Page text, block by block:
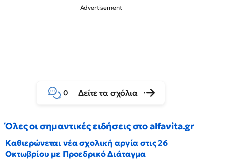
0 Δείτε τα σχόλια
Όλες οι σημαντικές ειδήσεις στο alfavita.gr
Καθιερώνεται νέα σχολική αργία στις 26
Οκτωβρίου με Προεδρικό Διάταγμα